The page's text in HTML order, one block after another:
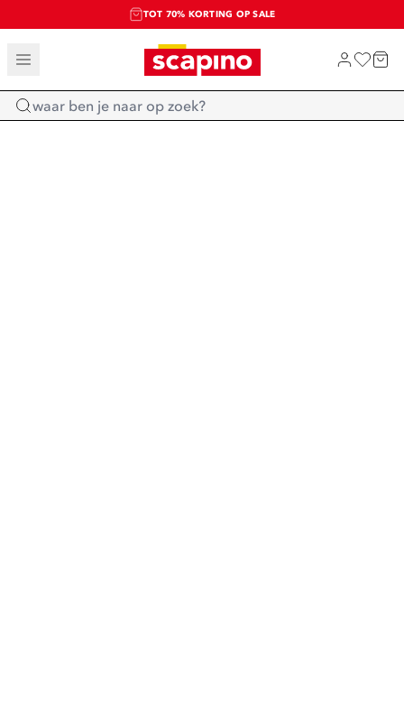
TOT 70% KORTING OP SALE
SALE: LAATSTE KANS!
SHOP NIEUW
Home